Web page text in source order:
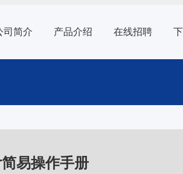
司简介 产品介绍 在线招聘
易操作手册